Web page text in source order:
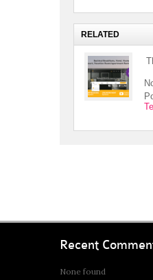
RELATED
Recent
None found